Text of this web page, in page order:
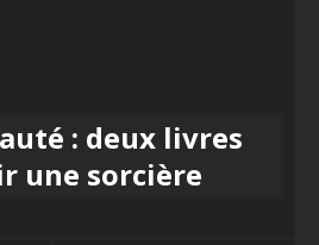
: deux livres
une sorcière